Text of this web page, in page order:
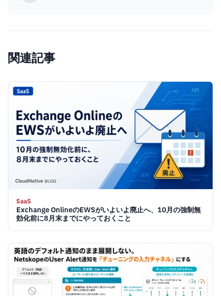
関連記事
SaaS
Exchange OnlineのEWSがいよいよ廃止へ、10月の強制無
効化前に8月末までにやっておくこと